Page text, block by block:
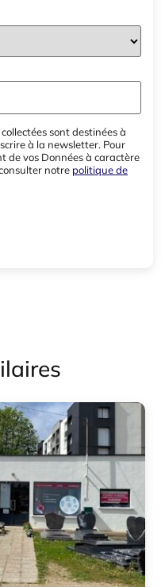
sont destinées à
à la newsletter. Pour
de vos Données à caractère
notre politique de